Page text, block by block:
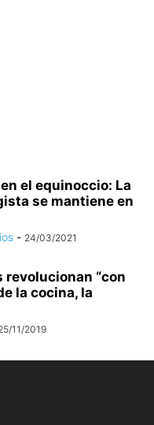
el equinoccio: La
se mantiene en
- 24/03/2021
revolucionan “con
la cocina, la
11/2019